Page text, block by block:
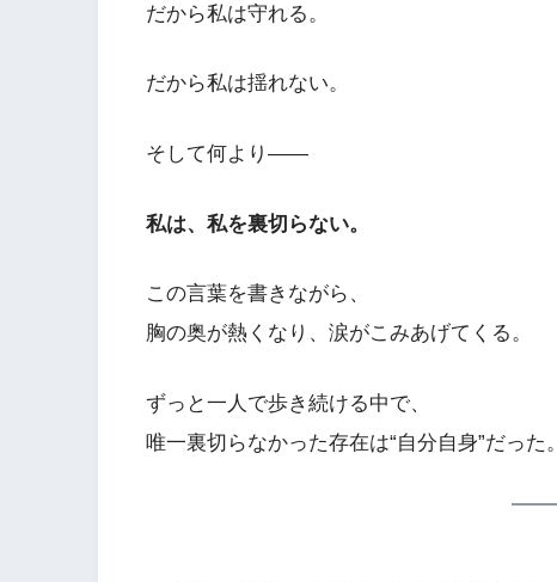
だから私は守れる。
だから私は揺れない。
そして何より――
私は、私を裏切らない。
この言葉を書きながら、
胸の奥が熱くなり、涙がこみあげてくる。
ずっと一人で歩き続ける中で、
唯一裏切らなかった存在は“自分自身”だった。